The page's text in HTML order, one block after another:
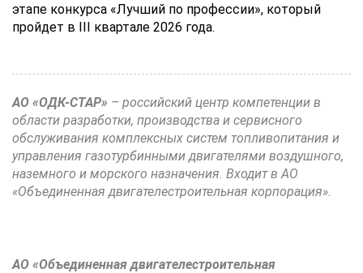
этапе конкурса «Лучший по профессии», который
пройдет в III квартале 2026 года.
АО «ОДК-СТАР» – российский центр компетенции в
области разработки, производства и сервисного
обслуживания комплексных систем топливопитания и
управления газотурбинными двигателями воздушного,
наземного и морского назначения. Входит в АО
«Объединенная двигателестроительная корпорация».
АО «Объединенная двигателестроительная